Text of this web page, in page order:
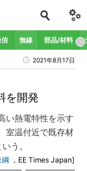
無線 部品/材料
2021年8月17日
を開発
い熱電特性を示す
室温付近で既存材
う。
綱 ，EE Times Japan]